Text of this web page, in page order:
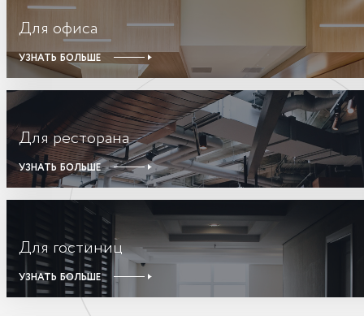
Для офиса
УЗНАТЬ БОЛЬШЕ
Для ресторана
УЗНАТЬ БОЛЬШЕ
Для гостиниц
УЗНАТЬ БОЛЬШЕ